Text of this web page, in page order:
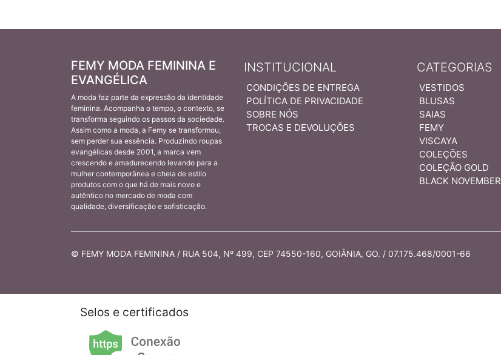
INSTITUCIONAL
CONDIÇÕES DE ENTREGA
POLÍTICA DE PRIVACIDADE
SOBRE NÓS
TROCAS E DEVOLUÇÕES
CATEGORIAS
VESTIDOS
BLUSAS
SAIAS
FEMY
VISCAYA
COLEÇÕES
COLEÇÃO GOLD
BLACK NOVEMBER
FEMY MODA FEMININA E
EVANGÉLICA
A moda faz parte da expressão da identidade
feminina. Acompanha o tempo, o contexto, se
transforma seguindo os passos da sociedade.
Assim como a moda, a Femy se transformou,
sem perder sua essência. Produzindo roupas
evangélicas desde 2001, a marca vem
crescendo e amadurecendo levando para a
mulher contemporânea e cheia de estilo
produtos com o que há de mais novo e
autêntico no mercado de moda com
qualidade, diversificação e sofisticação.
© FEMY MODA FEMININA / RUA 504, Nº 499, CEP 74550-160, GOIÂNIA, GO. / 07.175.468/0001-66
Selos e certificados